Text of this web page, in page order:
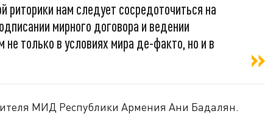
риторики нам следует сосредоточиться на
мирного договора и ведении
не только в условиях мира де-факто, но и в
МИД Республики Армения Ани Бадалян.